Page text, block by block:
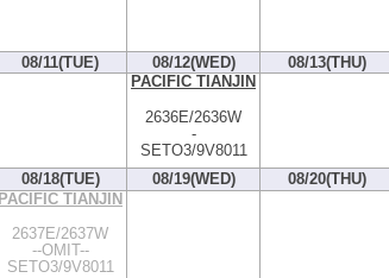
08/11(TUE) 08/12(WED) 08/13(THU)
PACIFIC TIANJIN
2636E/2636W
-
SETO3/9V8011
08/18(TUE) 08/19(WED) 08/20(THU)
PACIFIC TIANJIN
2637E/2637W
--OMIT--
SETO3/9V8011